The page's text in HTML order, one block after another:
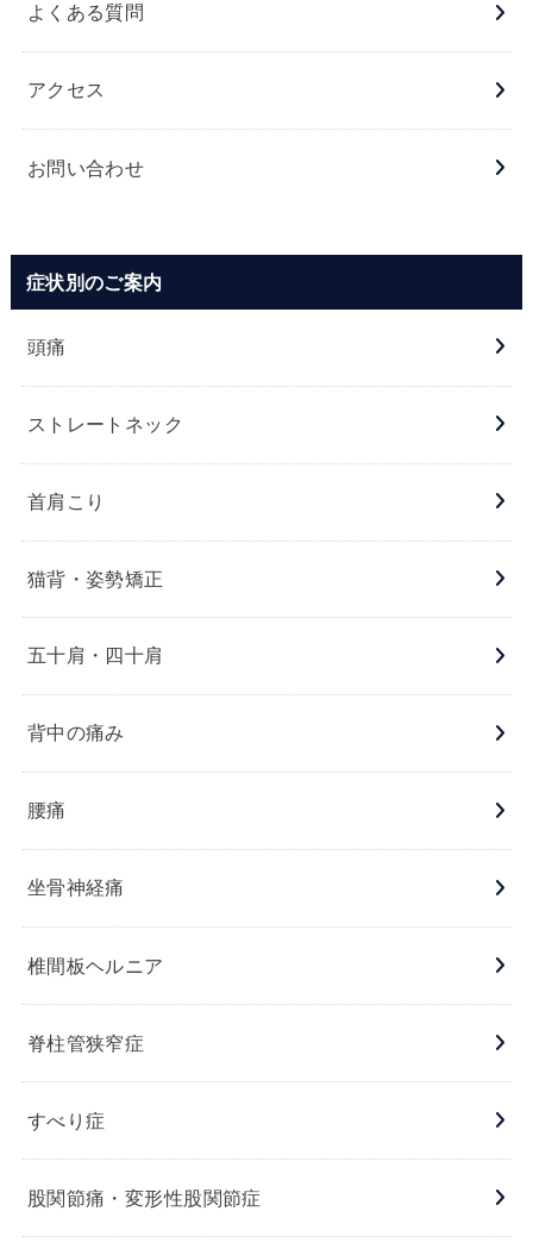
よくある質問
アクセス
お問い合わせ
症状別のご案内
頭痛
ストレートネック
首肩こり
猫背・姿勢矯正
五十肩・四十肩
背中の痛み
腰痛
坐骨神経痛
椎間板ヘルニア
脊柱管狭窄症
すべり症
股関節痛・変形性股関節症